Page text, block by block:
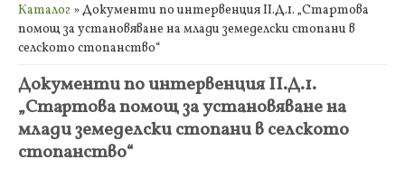
Каталог » Документи по интервенция II.Д.1. „Стартова
помощ за установяване на млади земеделски стопани в
селското стопанство“
Документи по интервенция II.Д.1.
„Стартова помощ за установяване на
млади земеделски стопани в селското
стопанство“